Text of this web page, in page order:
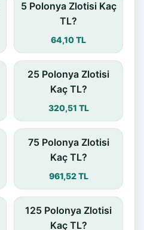
5 Polonya Zlotisi Kaç
TL?
64,10 TL
25 Polonya Zlotisi
Kaç TL?
320,51 TL
75 Polonya Zlotisi
Kaç TL?
961,52 TL
125 Polonya Zlotisi
Kaç TL?